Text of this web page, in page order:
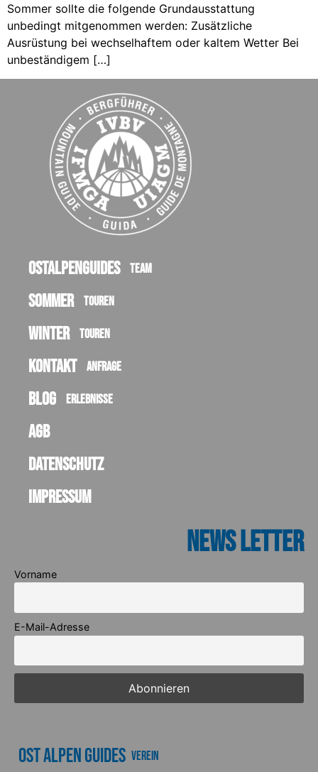
Sommer sollte die folgende Grundausstattung
unbedingt mitgenommen werden: Zusätzliche
Ausrüstung bei wechselhaftem oder kaltem Wetter Bei
unbeständigem […]
Ostalpenguides Team
Sommer Touren
Winter Touren
Kontakt Anfrage
Blog Erlebnisse
AGB
Datenschutz
Impressum
News Letter
Vorname
E-Mail-Adresse
Ost Alpen Guides Verein